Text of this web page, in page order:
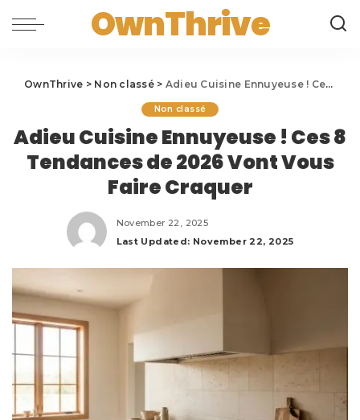
OwnThrive
OwnThrive > Non classé> Adieu Cuisine Ennuyeuse ! Ces 8 Tendances de 2026 Vont Vous Faire Craquer
Non classé
Adieu Cuisine Ennuyeuse ! Ces 8
Tendances de 2026 Vont Vous
Faire Craquer
November 22, 2025
Last Updated: November 22, 2025